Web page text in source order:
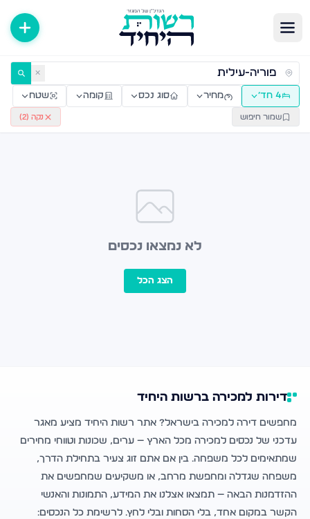
דירות למכירה ולהשכרה — רשות היחיד ✕
4 חד׳ מחיר סוג נכס קומה שטח
שמור חיפוש נקה (2
)
לא נמצאו נכסים
הצג הכל
דירות למכירה ברשות היחיד
מחפשים דירה למכירה בישראל? אתר רשות היחיד מציע מאגר
עדכני של נכסים למכירה מכל הארץ — ערים, שכונות וטווחי מחירים
שמתאימים לכל משפחה. בין אם אתם זוג צעיר בתחילת הדרך,
משפחה שגדלה ומחפשת מרחב, או משקיעים שמחפשים את
ההזדמנות הבאה — תמצאו אצלנו את המידע, התמונות והאנשי
הקשר במקום אחד, בלי הסחות ובלי לחץ. לרשימת כל הנכסים: